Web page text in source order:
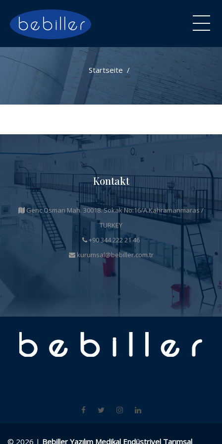
Startseite
Kontakt
Genc Osman Mah. 30018. Sokak No:16/A Kahramanmaras /
TURKEY
+90 344 222 21 46
kurumsal@bebiller.com.tr
© 2026 | Bebiller Yazılım Medikal Endüstriyel Tarımsal